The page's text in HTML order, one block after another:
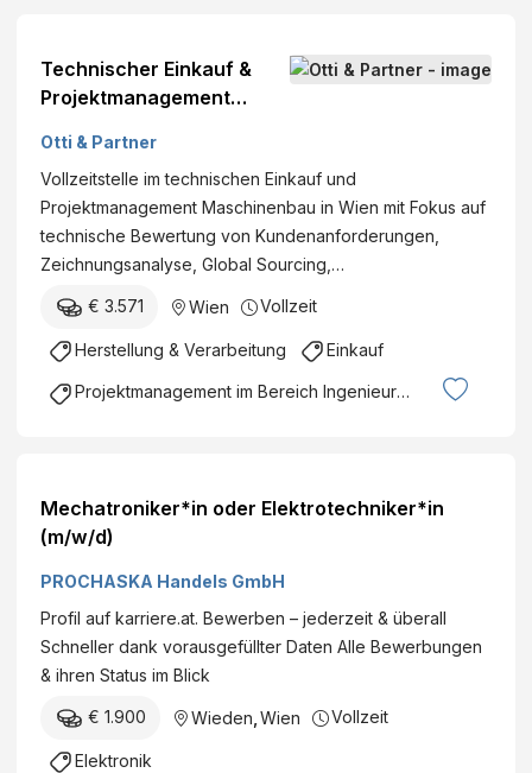
Technischer Einkauf &
Projektmanagement
Otti & Partner
Vollzeitstelle im technischen Einkauf und
Projektmanagement Maschinenbau in Wien mit Fokus auf
technische Bewertung von Kundenanforderungen,
Zeichnungsanalyse, Global Sourcing,…
€ 3.571 Wien Vollzeit
Herstellung & Verarbeitung Einkauf
Projektmanagement im Bereich Ingenieurswesen
Mechatroniker*in oder Elektrotechniker*in
(m/w/d)
PROCHASKA Handels GmbH
Profil auf karriere.at. Bewerben – jederzeit & überall
Schneller dank vorausgefüllter Daten Alle Bewerbungen
& ihren Status im Blick
€ 1.900 Wieden Wien Vollzeit
Elektronik